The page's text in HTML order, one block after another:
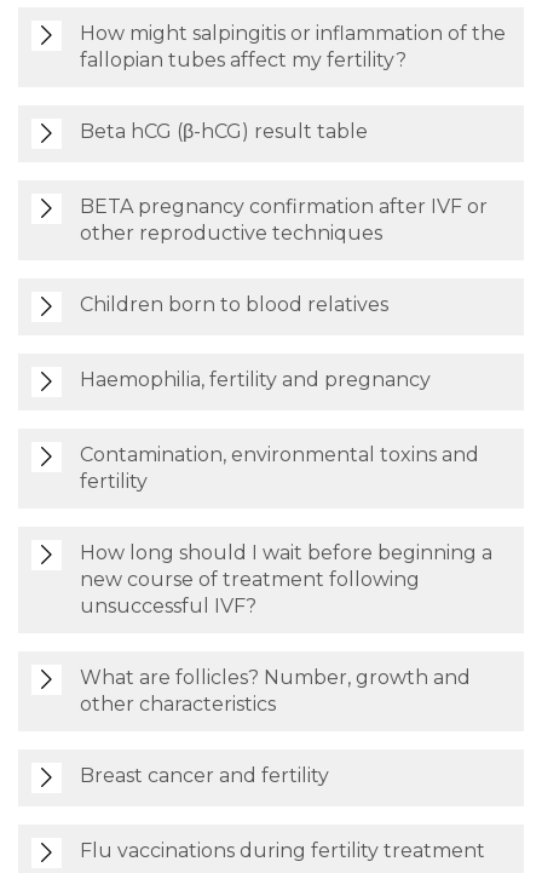
How might salpingitis or inflammation of the
fallopian tubes affect my fertility?
Beta hCG (β-hCG) result table
BETA pregnancy confirmation after IVF or
other reproductive techniques
Children born to blood relatives
Haemophilia, fertility and pregnancy
Contamination, environmental toxins and
fertility
How long should I wait before beginning a
new course of treatment following
unsuccessful IVF?
What are follicles? Number, growth and
other characteristics
Breast cancer and fertility
Flu vaccinations during fertility treatment